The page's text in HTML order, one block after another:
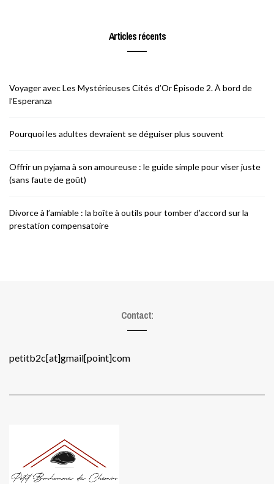
Articles récents
Voyager avec Les Mystérieuses Cités d’Or Épisode 2. À bord de
l’Esperanza
Pourquoi les adultes devraient se déguiser plus souvent
Offrir un pyjama à son amoureuse : le guide simple pour viser juste
(sans faute de goût)
Divorce à l’amiable : la boîte à outils pour tomber d’accord sur la
prestation compensatoire
Contact:
petitb2c[at]gmail[point]com